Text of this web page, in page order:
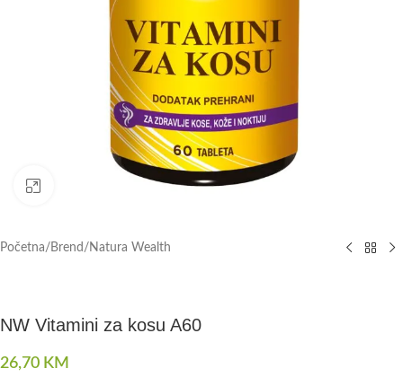
Početna/ Brend / Natura Wealth
NW Vitamini za kosu A60
26,70 KM